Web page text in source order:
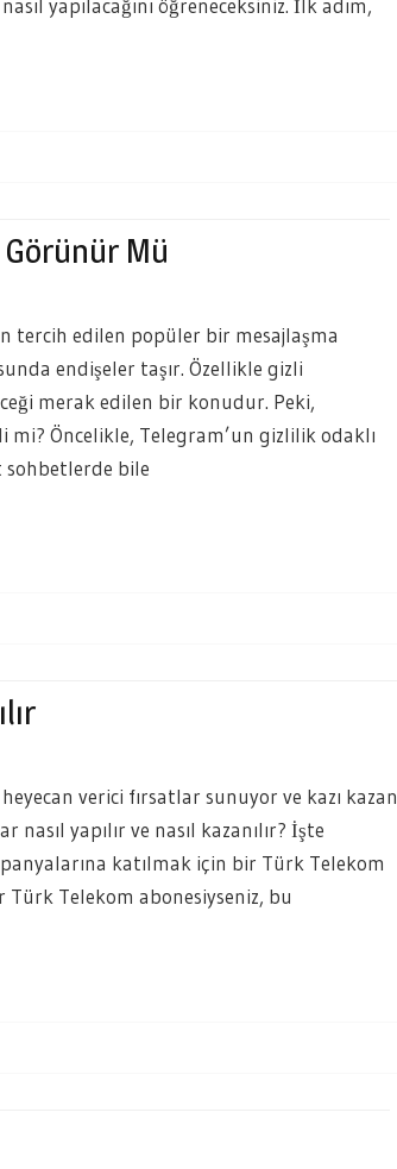
yapılacağını öğreneceksiniz. İlk adım,
Mü
tercih edilen popüler bir mesajlaşma
endişeler taşır. Özellikle gizli
merak edilen bir konudur. Peki,
Öncelikle, Telegram’un gizlilik odaklı
bile
verici fırsatlar sunuyor ve kazı kazan
yapılır ve nasıl kazanılır? İşte
katılmak için bir Türk Telekom
Telekom abonesiyseniz, bu